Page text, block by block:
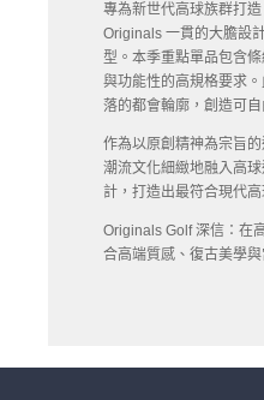
專為新世代高球族群打
Originals 一貫的大膽設
型。本季重點單品包含
與功能性的高規格要求
落的都會輪廓，創造可
作為以原創精神為宗旨
潮流文化細緻地融入高
計，打造出最符合現代
Originals Golf 深信：在
合高端質感、復古美學